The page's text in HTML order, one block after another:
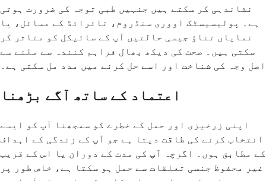
نشاندہی کر سکتے ہیں جنہیں طبی توجہ کی ضرورت ہوتی
ہے۔ پولیسیسٹک اووری سنڈروم، تائرائڈ کے مسائل، یا
نمایاں تناؤ جیسی حالتیں آپ کے سائیکل کو متاثر کر
سکتی ہیں۔ صحت کی دیکھ بھال فراہم کنندہ سے ملنے سے
اصل وجہ کی شناخت اور اسے حل کرنے میں مدد مل سکتی ہے۔
اعتماد کے ساتھ آگے بڑھنا
اپنی زرخیزی اور حمل کے خطرے کو سمجھنا آپ کو ایسے
انتخاب کرنے کی طاقت دیتا ہے جو آپ کے زندگی کے اہداف
کے مطابق ہوں۔ اگرچہ آپ کی مدت کے دوران یا اس کے قریب
غیر محفوظ جنسی تعلقات سے حمل ہو سکتا ہے، خاص طور پر